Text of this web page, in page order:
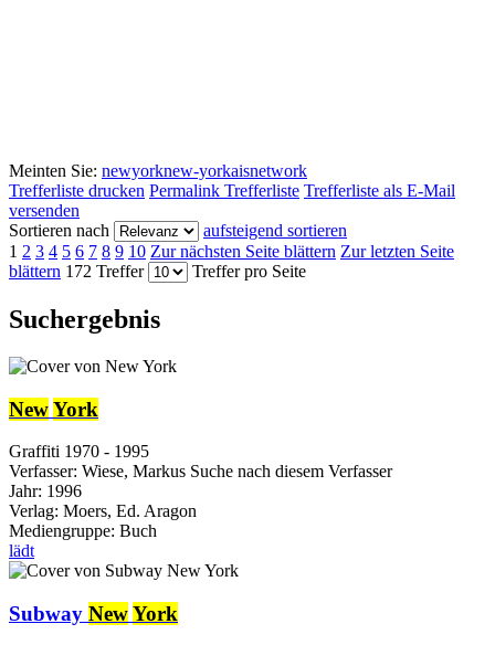
Meinten Sie: newyorknew-yorkaisnetwork
Trefferliste drucken Permalink Trefferliste Trefferliste als E-Mail
versenden
Sortieren nach
aufsteigend sortieren
1 2 3 4 5 6 7 8 9 10 Zur nächsten Seite blättern Zur letzten Seite
blättern 172 Treffer Treffer pro Seite
Suchergebnis
NewYork
Graffiti 1970 - 1995
Verfasser: Wiese, Markus Suche nach diesem Verfasser
Jahr: 1996
Verlag: Moers, Ed. Aragon
Mediengruppe: Buch
lädt
Subway NewYork